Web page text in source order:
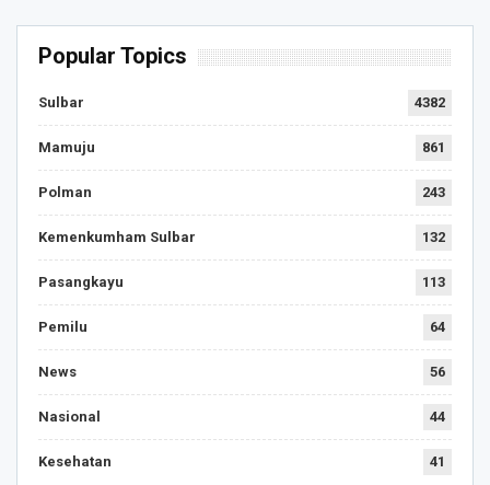
Popular Topics
Sulbar 4382
Mamuju 861
Polman 243
Kemenkumham Sulbar 132
Pasangkayu 113
Pemilu 64
News 56
Nasional 44
Kesehatan 41